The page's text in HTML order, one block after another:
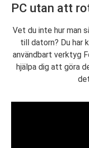
PC utan att
Vet du inte hur man
till datorn? Du
användbart verktyg
hjälpa dig att göra